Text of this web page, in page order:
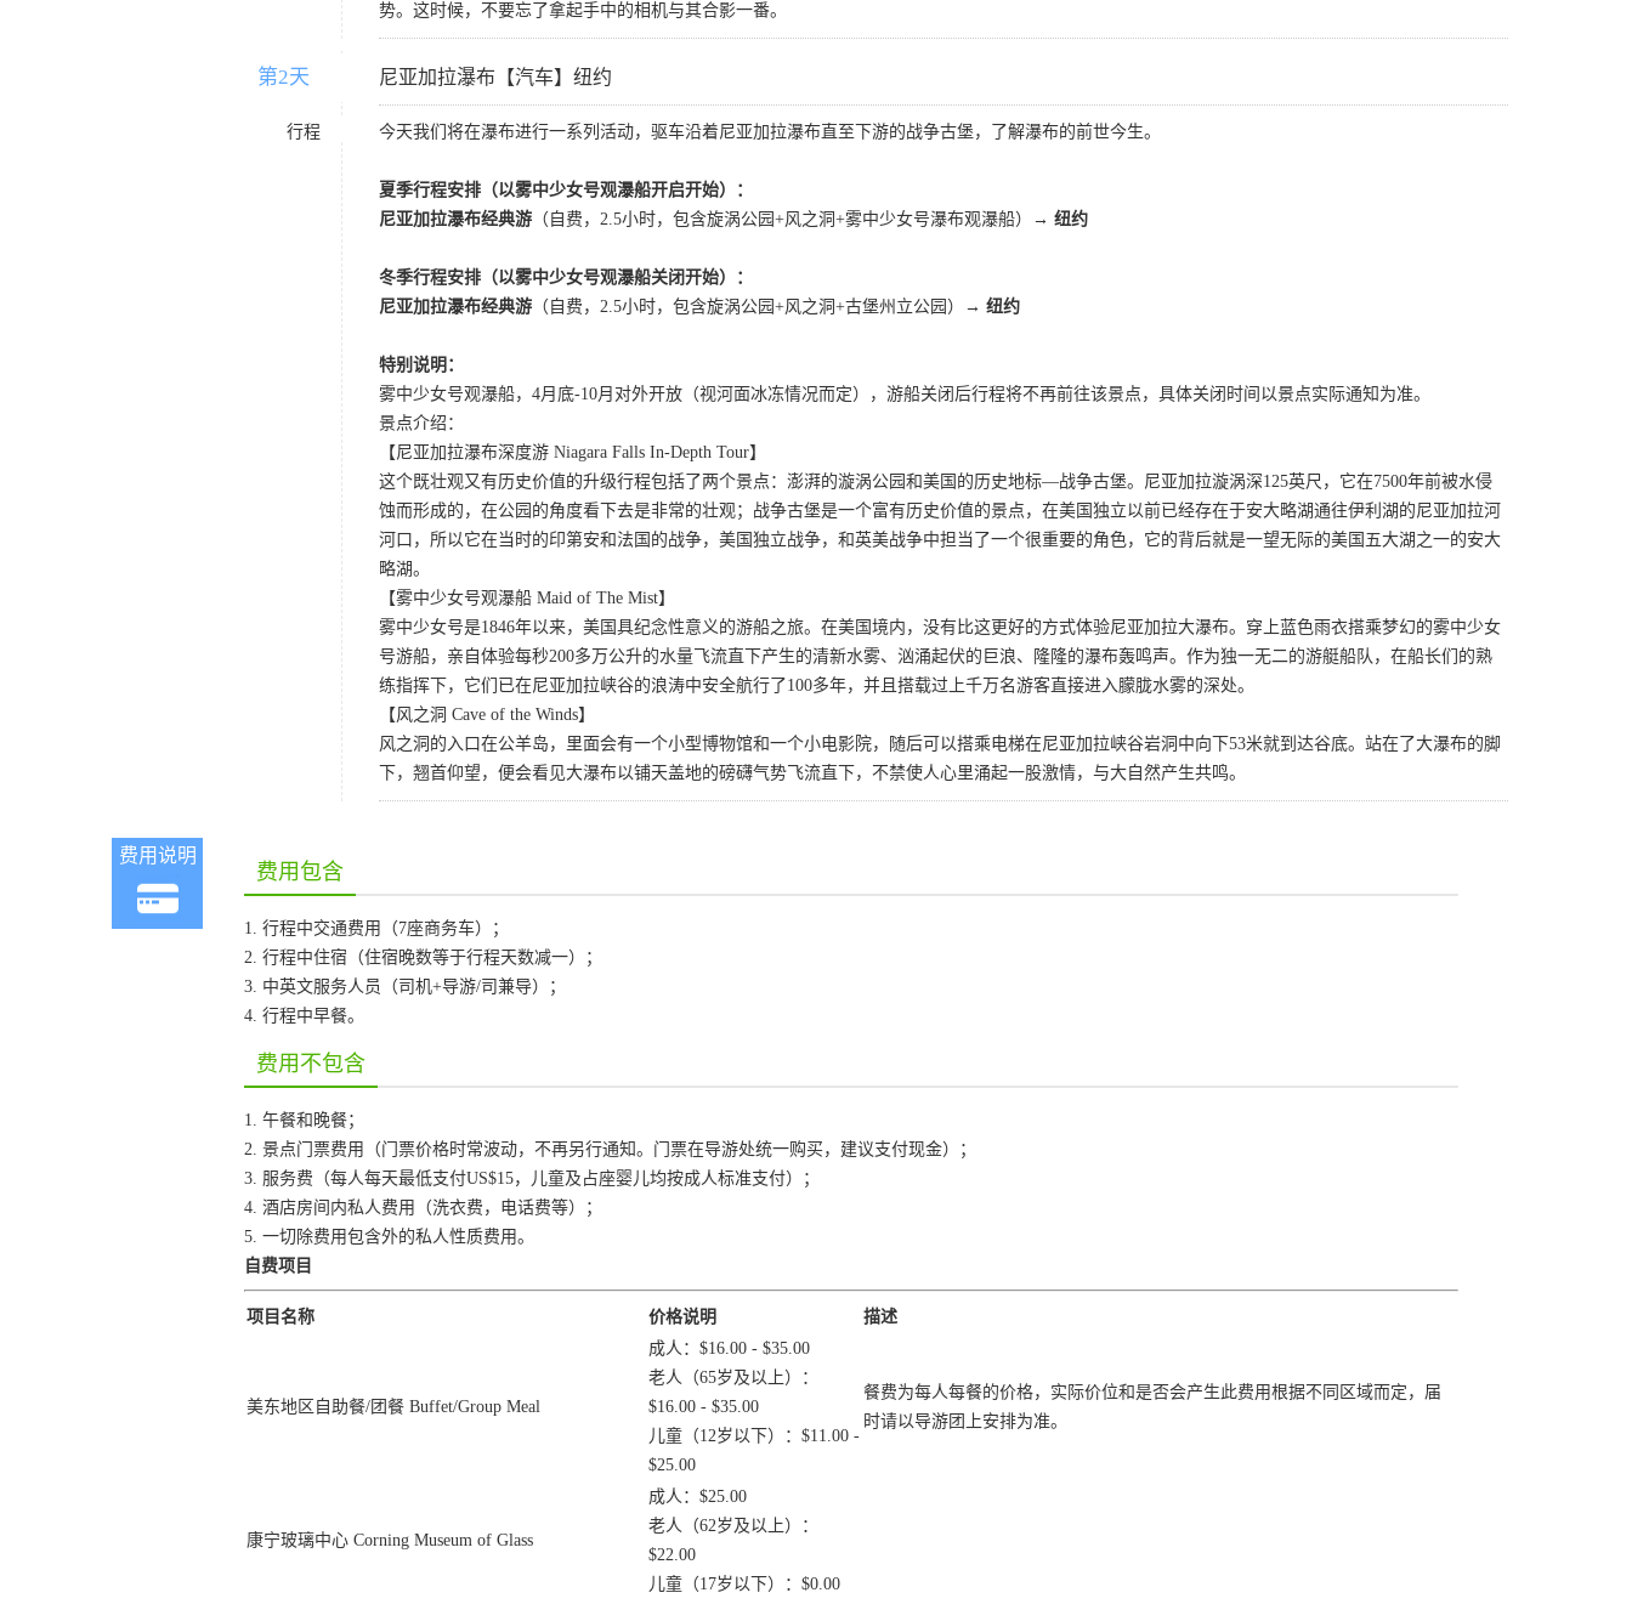
势。这时候，不要忘了拿起手中的相机与其合影一番。
第2天 尼亚加拉瀑布【汽车】纽约
行程 今天我们将在瀑布进行一系列活动，驱车沿着尼亚加拉瀑布直至下游的战争古堡，了解瀑布的前世今生。
夏季行程安排（以雾中少女号观瀑船开启开始）：
尼亚加拉瀑布经典游 （自费，2.5小时，包含旋涡公园+风之洞+雾中少女号瀑布观瀑船） → 纽约
冬季行程安排（以雾中少女号观瀑船关闭开始）：
尼亚加拉瀑布经典游 （自费，2.5小时，包含旋涡公园+风之洞+古堡州立公园） → 纽约
特别说明：
雾中少女号观瀑船，4月底-10月对外开放（视河面冰冻情况而定），游船关闭后行程将不再前往该景点，具体关闭时间以景点实际通知为准。
景点介绍：
【尼亚加拉瀑布深度游 Niagara Falls In-Depth Tour】
这个既壮观又有历史价值的升级行程包括了两个景点：澎湃的漩涡公园和美国的历史地标—战争古堡。尼亚加拉漩涡深125英尺，它在7500年前被水侵
蚀而形成的，在公园的角度看下去是非常的壮观；战争古堡是一个富有历史价值的景点，在美国独立以前已经存在于安大略湖通往伊利湖的尼亚加拉河
河口，所以它在当时的印第安和法国的战争，美国独立战争，和英美战争中担当了一个很重要的角色，它的背后就是一望无际的美国五大湖之一的安大
略湖。
【雾中少女号观瀑船 Maid of The Mist】
雾中少女号是1846年以来，美国具纪念性意义的游船之旅。在美国境内，没有比这更好的方式体验尼亚加拉大瀑布。穿上蓝色雨衣搭乘梦幻的雾中少女
号游船，亲自体验每秒200多万公升的水量飞流直下产生的清新水雾、汹涌起伏的巨浪、隆隆的瀑布轰鸣声。作为独一无二的游艇船队，在船长们的熟
练指挥下，它们已在尼亚加拉峡谷的浪涛中安全航行了100多年，并且搭载过上千万名游客直接进入朦胧水雾的深处。
【风之洞 Cave of the Winds】
风之洞的入口在公羊岛，里面会有一个小型博物馆和一个小电影院，随后可以搭乘电梯在尼亚加拉峡谷岩洞中向下53米就到达谷底。站在了大瀑布的脚
下，翘首仰望，便会看见大瀑布以铺天盖地的磅礴气势飞流直下，不禁使人心里涌起一股激情，与大自然产生共鸣。
费用说明
费用包含
1. 行程中交通费用（7座商务车）；
2. 行程中住宿（住宿晚数等于行程天数减一）；
3. 中英文服务人员（司机+导游/司兼导）；
4. 行程中早餐。
费用不包含
1. 午餐和晚餐；
2. 景点门票费用（门票价格时常波动，不再另行通知。门票在导游处统一购买，建议支付现金）；
3. 服务费（每人每天最低支付US$15，儿童及占座婴儿均按成人标准支付）；
4. 酒店房间内私人费用（洗衣费，电话费等）；
5. 一切除费用包含外的私人性质费用。
自费项目
项目名称 价格说明 描述
美东地区自助餐/团餐 Buffet/Group Meal
成人：$16.00 - $35.00
老人（65岁及以上）：
$16.00 - $35.00
儿童（12岁以下）：$11.00 -
$25.00
餐费为每人每餐的价格，实际价位和是否会产生此费用根据不同区域而定，届
时请以导游团上安排为准。
康宁玻璃中心 Corning Museum of Glass
成人：$25.00
老人（62岁及以上）：
$22.00
儿童（17岁以下）：$0.00